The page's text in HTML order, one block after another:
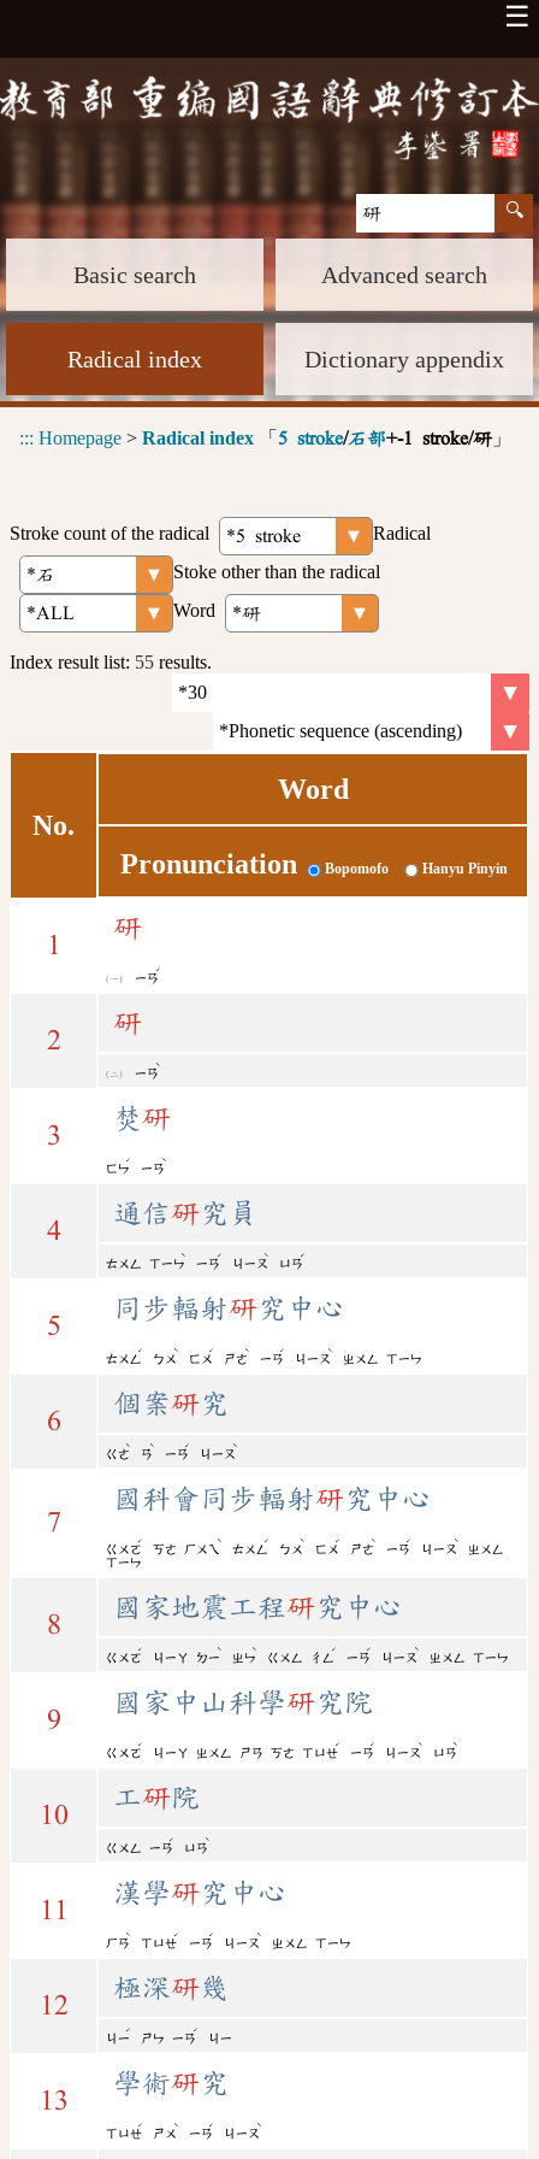
☰
Basic search Advanced search
Radical index Dictionary appendix
::: Homepage > Radical index 「 5 stroke/石部+-1 stroke/研」
Stroke count of the radical
Radical
Stoke other than the radical
Word
Index result list: 55 results.
No.
Word
Pronunciation Bopomofo Hanyu Pinyin
1
研
ㄧㄢ
ˊ
2
研
ㄧㄢ
ˋ
3
焚研
ㄈㄣ
ˊ
ㄧㄢ
ˋ
4
通信研究員
ㄊㄨㄥ ㄒㄧㄣ
ˋ
ㄧㄢ
ˊ
ㄐㄧㄡ
ˋ
ㄩㄢ
ˊ
5
同步輻射研究中心
ㄊㄨㄥ
ˊ
ㄅㄨ
ˋ
ㄈㄨ
ˊ
ㄕㄜ
ˋ
ㄧㄢ
ˊ
ㄐㄧㄡ
ˋ
ㄓㄨㄥ ㄒㄧㄣ
6
個案研究
ㄍㄜ
ˋ
ㄢ
ˋ
ㄧㄢ
ˊ
ㄐㄧㄡ
ˋ
7
國科會同步輻射研究中心
ㄍㄨㄛ
ˊ
ㄎㄜ ㄏㄨㄟ
ˋ
ㄊㄨㄥ
ˊ
ㄅㄨ
ˋ
ㄈㄨ
ˊ
ㄕㄜ
ˋ
ㄧㄢ
ˊ
ㄐㄧㄡ
ˋ
ㄓㄨㄥ
ㄒㄧㄣ
8
國家地震工程研究中心
ㄍㄨㄛ
ˊ
ㄐㄧㄚ ㄉㄧ
ˋ
ㄓㄣ
ˋ
ㄍㄨㄥ ㄔㄥ
ˊ
ㄧㄢ
ˊ
ㄐㄧㄡ
ˋ
ㄓㄨㄥ ㄒㄧㄣ
9
國家中山科學研究院
ㄍㄨㄛ
ˊ
ㄐㄧㄚ ㄓㄨㄥ ㄕㄢ ㄎㄜ ㄒㄩㄝ
ˊ
ㄧㄢ
ˊ
ㄐㄧㄡ
ˋ
ㄩㄢ
ˋ
10
工研院
ㄍㄨㄥ ㄧㄢ
ˊ
ㄩㄢ
ˋ
11
漢學研究中心
ㄏㄢ
ˋ
ㄒㄩㄝ
ˊ
ㄧㄢ
ˊ
ㄐㄧㄡ
ˋ
ㄓㄨㄥ ㄒㄧㄣ
12
極深研幾
ㄐㄧ
ˊ
ㄕㄣ ㄧㄢ
ˊ
ㄐㄧ
13
學術研究
ㄒㄩㄝ
ˊ
ㄕㄨ
ˋ
ㄧㄢ
ˊ
ㄐㄧㄡ
ˋ